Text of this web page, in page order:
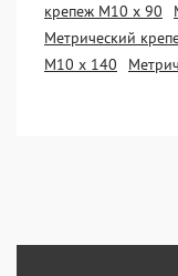
крепеж М10 х 90
Метрический
М10 х 140